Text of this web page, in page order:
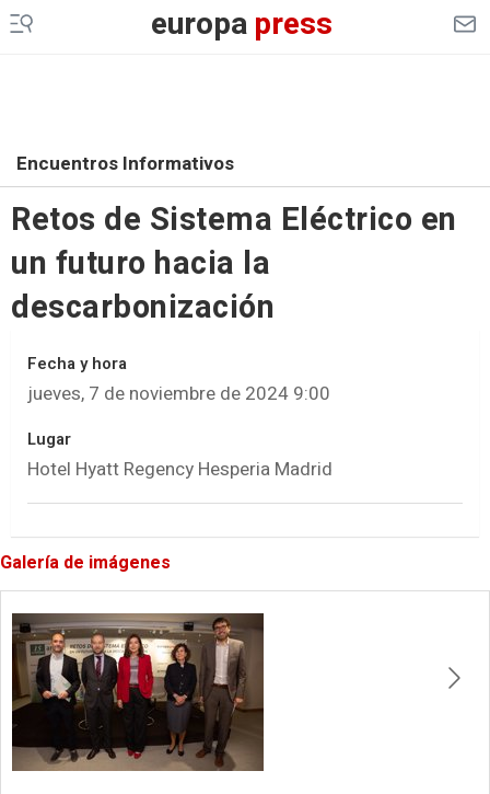
europapress
Encuentros Informativos
Retos de Sistema Eléctrico en
un futuro hacia la
descarbonización
Fecha y hora
jueves, 7 de noviembre de 2024 9:00
Lugar
Hotel Hyatt Regency Hesperia Madrid
Galería de imágenes